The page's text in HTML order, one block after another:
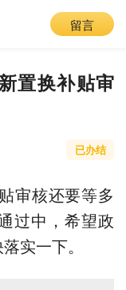
留言
置换补贴审
已办结
审核还要等多
过中，希望政
实一下。